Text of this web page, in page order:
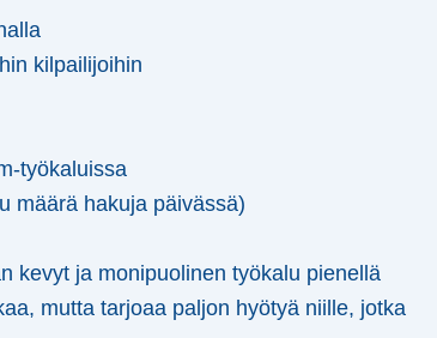
kilpailijoihin
työkaluissa
määrä hakuja päivässä)
kevyt ja monipuolinen työkalu pienellä
mutta tarjoaa paljon hyötyä niille, jotka